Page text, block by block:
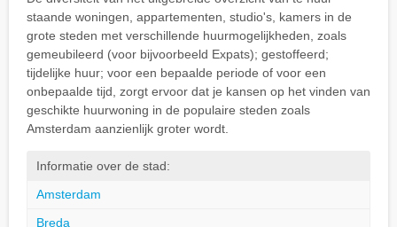
staande woningen, appartementen, studio's, kamers in de
grote steden met verschillende huurmogelijkheden, zoals
gemeubileerd (voor bijvoorbeeld Expats); gestoffeerd;
tijdelijke huur; voor een bepaalde periode of voor een
onbepaalde tijd, zorgt ervoor dat je kansen op het vinden van
geschikte huurwoning in de populaire steden zoals
Amsterdam aanzienlijk groter wordt.
Informatie over de stad:
Amsterdam
Breda